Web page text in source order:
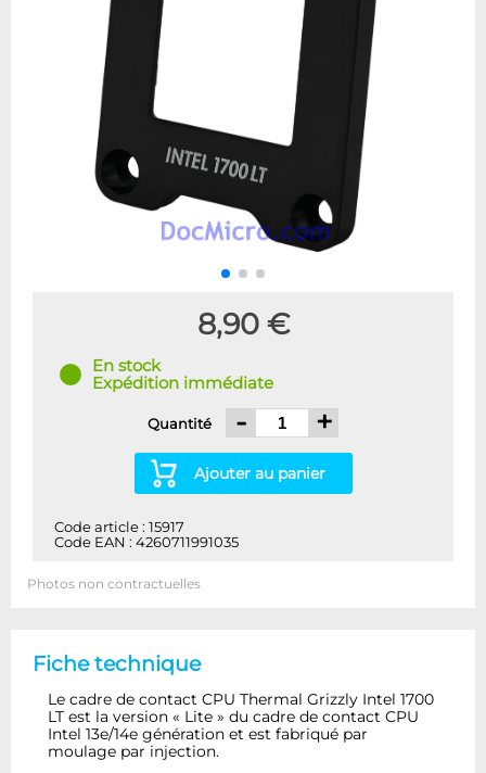
8,90 €
En stock
Expédition immédiate
Quantité - +
Ajouter au panier
Code article : 15917
Code EAN : 4260711991035
Photos non contractuelles
Fiche technique
Le cadre de contact CPU Thermal Grizzly Intel 1700
LT est la version « Lite » du cadre de contact CPU
Intel 13e/14e génération et est fabriqué par
moulage par injection.